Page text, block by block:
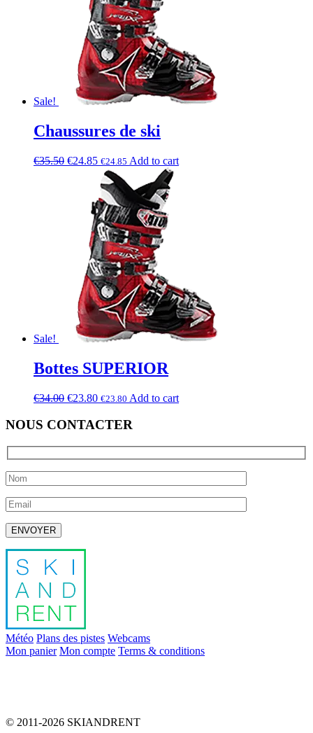
Sale!
Chaussures de ski
€35.50 €24.85 €24.85 Add to cart
Sale!
Bottes SUPERIOR
€34.00 €23.80 €23.80 Add to cart
NOUS CONTACTER
Laissez ce champ vide.
Météo Plans des pistes Webcams
Mon panier Mon compte Terms & conditions
© 2011-2026 SKIANDRENT